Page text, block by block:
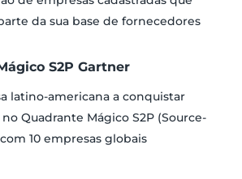
da sua base de fornecedores
S2P Gartner
latino-americana a conquistar
Quadrante Mágico S2P (Source-
10 empresas globais